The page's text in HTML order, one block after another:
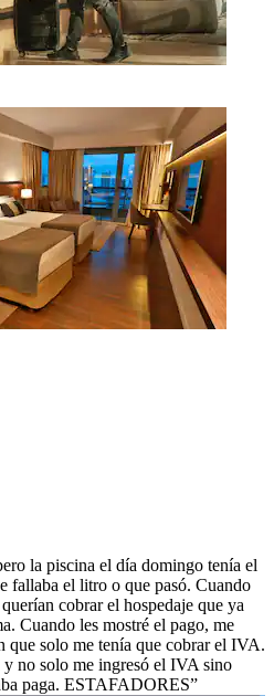
la piscina el día domingo tenía el
fallaba el litro o que pasó. Cuando
cobrar el hospedaje que ya
Cuando les mostré el pago, me
que solo me tenía que cobrar el IVA.
no solo me ingresó el IVA sino
paga. ESTAFADORES”